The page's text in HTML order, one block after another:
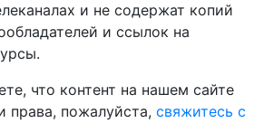
и не содержат копий
и ссылок на
что контент на нашем сайте
права, пожалуйста, свяжитесь с